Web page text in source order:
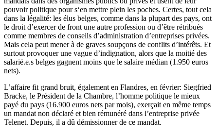
pouvoir politique pour s‘en mettre plein les poches. Certes, tout cela
dans la légalité: les élus belges, comme dans la plupart des pays, ont
le droit d’exercer de front une autre profession ou d’être rétribués
comme membres de conseils d’administration d’entreprises privées.
Mais cela peut mener à de graves soupçons de conflits d’intérêts. Et
surtout provoquer une vague d’indignation, alors que la moitié des
salarié.e.s belges gagnent moins que le salaire médian (1.950 euros
nets).
L’affaire fit grand bruit, également en Flandres, en février: Siegfried
Bracke, le Président de la Chambre, l’homme politique le mieux
payé du pays (16.900 euros nets par mois), exerçait en même temps
un mandat non déclaré et bien rémunéré dans l’entreprise privée
Telenet. Depuis, il a dû démissionner de ce mandat.